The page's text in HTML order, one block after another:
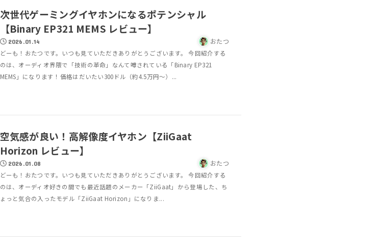
次世代ゲーミングイヤホンになるポテンシャル
【Binary EP321 MEMS レビュー】
2026.01.14 おたつ
どーも！おたつです。いつも見ていただきありがとうございます。 今回紹介する
のは、オーディオ界隈で「技術の革命」なんて噂されている「Binary EP321
MEMS」になります！価格はだいたい300ドル（約4.5万円〜）...
空気感が良い！高解像度イヤホン【ZiiGaat
Horizon レビュー】
2026.01.08 おたつ
どーも！おたつです。いつも見ていただきありがとうございます。 今回紹介する
のは、オーディオ好きの間でも最近話題のメーカー「ZiiGaat」から登場した、ち
ょっと気合の入ったモデル「ZiiGaat Horizon」になりま...